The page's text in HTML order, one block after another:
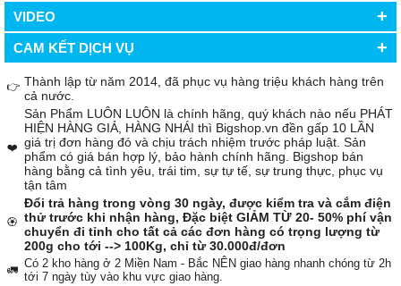
VIDEO +
CAM KẾT DỊCH VỤ +
👉 Thành lập từ năm 2014, đã phục vụ hàng triệu khách hàng trên
cả nước.
❤️
Sản Phẩm LUÔN LUÔN là chính hãng, quý khách nào nếu PHÁT
HIỆN HÀNG GIẢ, HÀNG NHÁI thì Bigshop.vn đền gấp 10 LẦN
giá trị đơn hàng đó và chịu trách nhiệm trước pháp luật. Sản
phẩm có giá bán hợp lý, bảo hành chính hãng. Bigshop bán
hàng bằng cả tình yêu, trái tim, sự tự tế, sự trung thực, phục vụ
tận tâm
🏵️
Đổi trả hàng trong vòng 30 ngày, được kiểm tra và cắm điện
thử trước khi nhận hàng, Đặc biệt GIẢM TỪ 20- 50% phí vận
chuyển đi tỉnh cho tất cả các đơn hàng có trọng lượng từ
200g cho tới --> 100Kg, chỉ từ 30.000đ/đơn
🚛 Có 2 kho hàng ở 2 Miền Nam - Bắc NÊN giao hàng nhanh chóng từ 2h
tới 7 ngày tùy vào khu vực giao hàng.